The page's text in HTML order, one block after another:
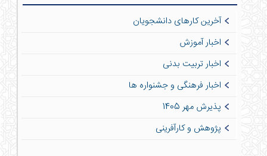
آخرین کارهای دانشجویان
اخبار آموزش
اخبار تربیت بدنی
اخبار فرهنگی و جشنواره ها
پذیرش مهر 1405
پژوهش و کارآفرینی